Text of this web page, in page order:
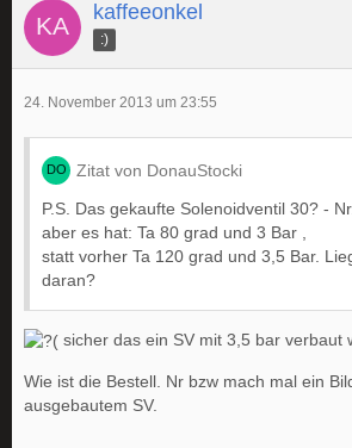
kaffeeonkel
:)
24. November 2013 um 23:55
Zitat von DonauStocki
P.S. Das gekaufte Solenoidventil 30? -
aber es hat: Ta 80 grad und 3 Bar ,
statt vorher Ta 120 grad und 3,5 Bar.
daran?
sicher das ein SV mit 3,5 bar verbaut
Wie ist die Bestell. Nr bzw mach mal ein
ausgebautem SV.